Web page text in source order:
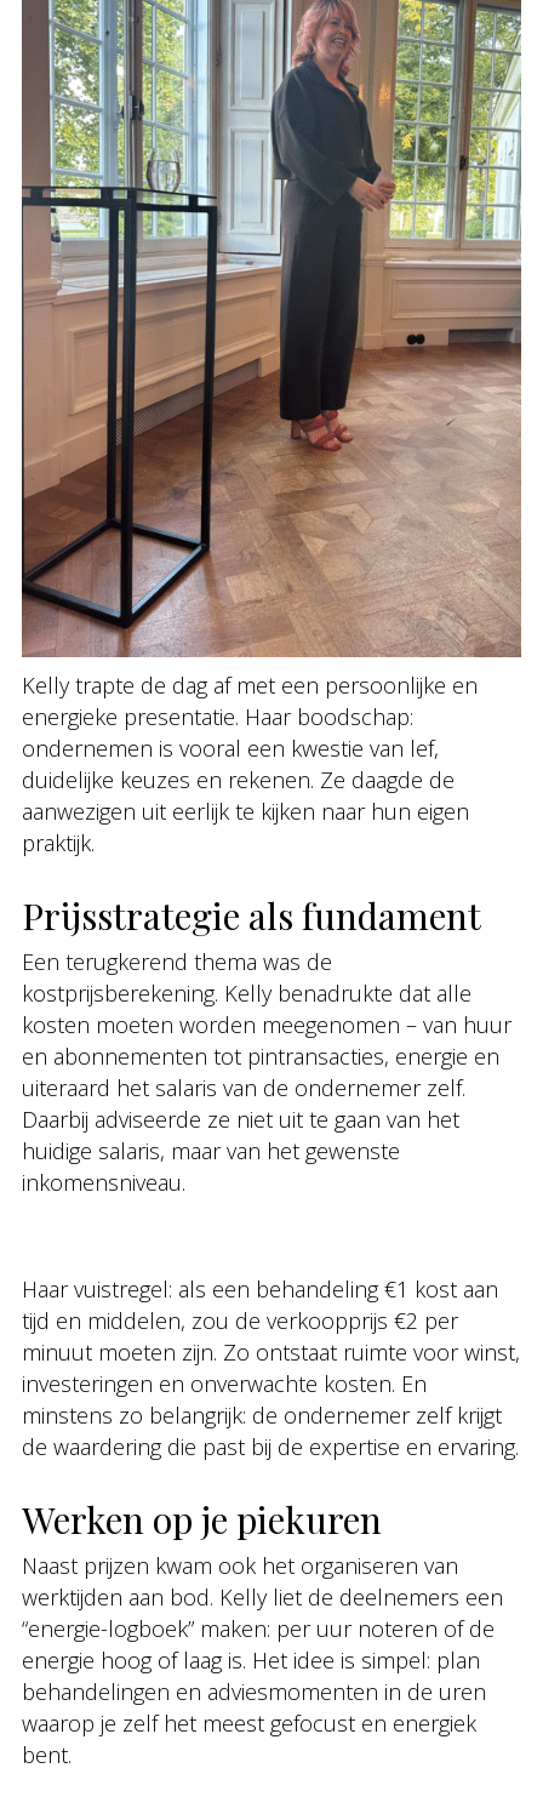
Kelly trapte de dag af met een persoonlijke en
energieke presentatie. Haar boodschap:
ondernemen is vooral een kwestie van lef,
duidelijke keuzes en rekenen. Ze daagde de
aanwezigen uit eerlijk te kijken naar hun eigen
praktijk.
Prijsstrategie als fundament
Een terugkerend thema was de
kostprijsberekening. Kelly benadrukte dat alle
kosten moeten worden meegenomen – van huur
en abonnementen tot pintransacties, energie en
uiteraard het salaris van de ondernemer zelf.
Daarbij adviseerde ze niet uit te gaan van het
huidige salaris, maar van het gewenste
inkomensniveau.
Haar vuistregel: als een behandeling €1 kost aan
tijd en middelen, zou de verkoopprijs €2 per
minuut moeten zijn. Zo ontstaat ruimte voor winst,
investeringen en onverwachte kosten. En
minstens zo belangrijk: de ondernemer zelf krijgt
de waardering die past bij de expertise en ervaring.
Werken op je piekuren
Naast prijzen kwam ook het organiseren van
werktijden aan bod. Kelly liet de deelnemers een
“energie-logboek” maken: per uur noteren of de
energie hoog of laag is. Het idee is simpel: plan
behandelingen en adviesmomenten in de uren
waarop je zelf het meest gefocust en energiek
bent.